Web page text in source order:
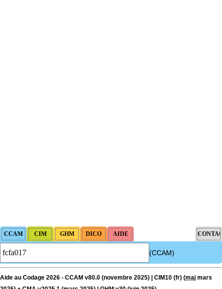
(CCAM)
Aide au Codage 2026 - CCAM v80.0 (novembre 2025) | CIM10 (fr) (maj mars